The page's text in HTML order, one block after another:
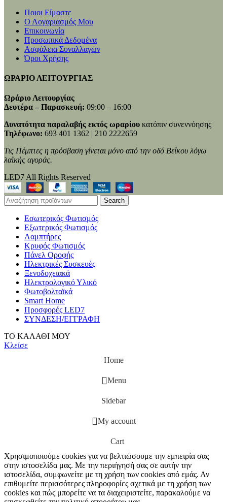
Ποιοι Είμαστε
Ο Λογαριασμός Μου
Επικοινωνία
Προσωπικά Δεδομένα
Ασφάλεια Συναλλαγών
Όροι Χρήσης
ΩΡΑΡΙΟ ΛΕΙΤΟΥΡΓΙΑΣ
Ωράριο Λειτουργίας
Δευτέρα – Παρασκευή: 09:00 – 16:00
Δυνατότητα παραλαβής εκτός ωραρίου κατόπιν συνεννόησης
Τηλέφωνο: 693 401 1362 | 210 2222659
Τις Πέμπτες η πρόσβαση γίνεται μόνο από την οδό Βεΐκου λόγω
λαϊκής αγοράς.
LED7 All Rights Reserved
Search
Εσωτερικός Φωτισμός
Εξωτερικός Φωτισμός
Λαμπτήρες
Κρυφός Φωτισμός
Πάνελ Οροφής
Ηλεκτρικές Συσκευές
Ξενοδοχειακά
Ηλεκτρολογικό Υλικό
Φωτοβολταϊκά
Smart Home
Προσφορές LED7
ΣΥΝΔΕΣΗ/ΕΓΓΡΑΦΗ
ΤΟ ΚΑΛΑΘΙ ΜΟΥ
Κλείσε
Home
Menu
Sidebar
My account
Cart
Χρησιμοποιούμε cookies για να βελτιώσουμε την εμπειρία σας
στην ιστοσελίδα μας. Με την περιήγησή σας σε αυτήν την
ιστοσελίδα, συμφωνείτε με τη χρήση των cookies από εμάς. Αν
επιθυμείτε περισσότερες πληροφορίες σχετικά με τη χρήση των
cookies και πώς μπορείτε να τα διαχειριστείτε, παρακαλούμε να